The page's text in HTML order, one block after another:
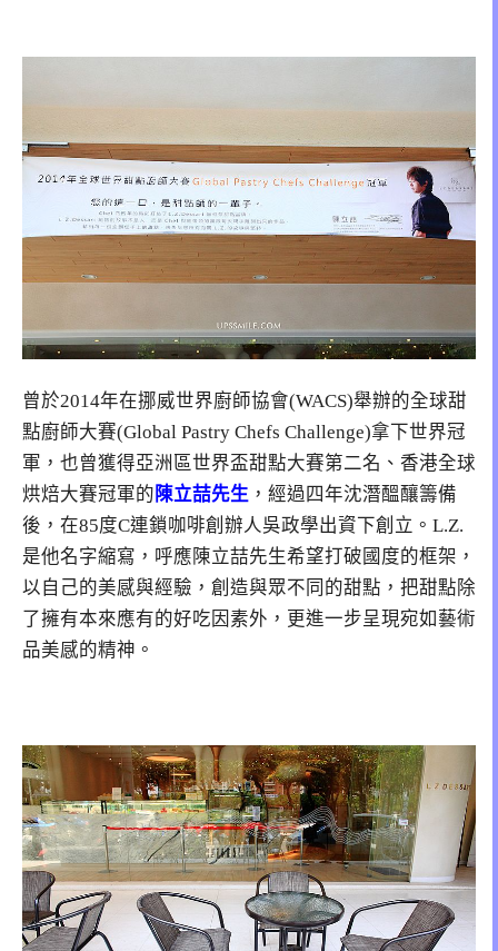
曾於2014年在挪威世界廚師協會(WACS)舉辦的全球甜
點廚師大賽(Global Pastry Chefs Challenge)拿下世界冠
軍，也曾獲得亞洲區世界盃甜點大賽第二名、香港全球
烘焙大賽冠軍的 陳立喆先生 ，經過四年沈潛醞釀籌備
後，在85度C連鎖咖啡創辦人吳政學出資下創立。L.Z.
是他名字縮寫，呼應陳立喆先生希望打破國度的框架，
以自己的美感與經驗，創造與眾不同的甜點，把甜點除
了擁有本來應有的好吃因素外，更進一步呈現宛如藝術
品美感的精神。